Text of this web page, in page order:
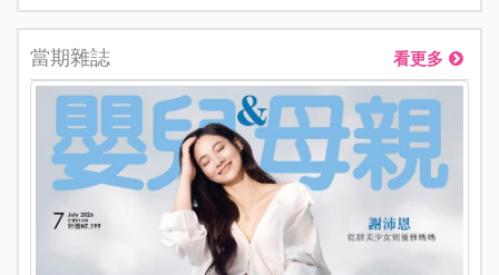
當期雜誌 看更多